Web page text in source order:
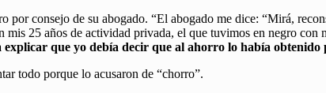
por consejo de su abogado. “El abogado me dice: “Mirá,
25 años de actividad privada, el que tuvimos en negro con
explicar que yo debía decir que al ahorro lo había
todo porque lo acusaron de “chorro”.